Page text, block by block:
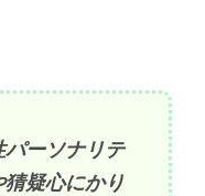
パーソナリテ
猜疑心にかり